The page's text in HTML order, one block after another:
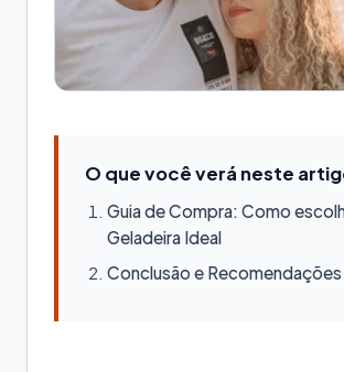
O que você verá neste
Guia de Compra: Como
Geladeira Ideal
Conclusão e Recomendações